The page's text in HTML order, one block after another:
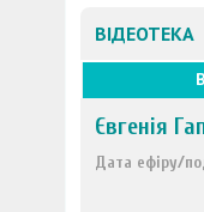
ВІДЕОТЕКА
Євгенія
Дата ефіру/